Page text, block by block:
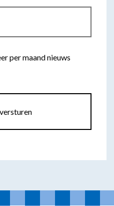
per maand nieuws